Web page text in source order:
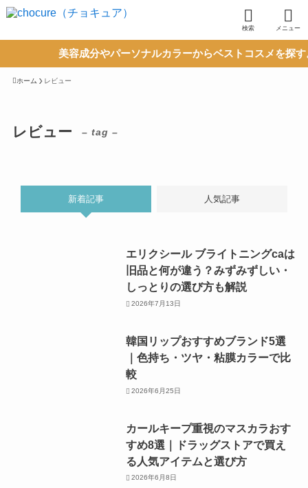
検索 メニュー
美容成分やパーソナルカラーからベストコスメを探
ホーム レビュー
レビュー – tag –
新着記事 人気記事
エリクシール ブライトニングcaは
旧品と何が違う？みずみずしい・
しっとりの選び方も解説
2026年7月13日
韓国リップおすすめブランド5選
｜色持ち・ツヤ・粘膜カラーで比
較
2026年6月25日
カールキープ重視のマスカラおす
すめ8選｜ドラッグストアで買え
る人気アイテムと選び方
2026年6月8日